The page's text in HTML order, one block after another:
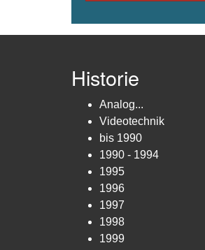
Historie
Analog...
Videotechnik
bis 1990
1990 - 1994
1995
1996
1997
1998
1999